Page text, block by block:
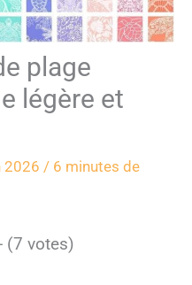
plage
légère et
2026 / 6 minutes de
(7 votes)